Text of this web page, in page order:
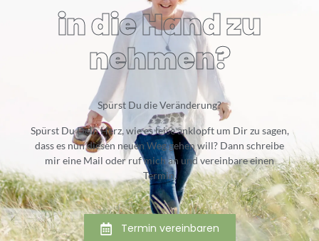
in die Hand zu
nehmen?
Spürst Du die Veränderung?
Spürst Du Dein Herz, wie es leise anklopft um Dir zu sagen,
dass es nun diesen neuen Weg gehen will? Dann schreibe
mir eine Mail oder ruf mich an und vereinbare einen
Termin.
Termin vereinbaren